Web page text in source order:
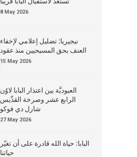
8 May 2026
نيجيريا: تضليل إعلامي لإخفاء
العنف بحق المسيحيين منذ عقود
15 May 2026
العبوديَّة بين اعتذار البابا لاوُن
الرابع عشر وصرخة القدِّيس
شارل دي فوكو
27 May 2026
البابا: حياة الله قادرة على أن تغيّر
حياتنا